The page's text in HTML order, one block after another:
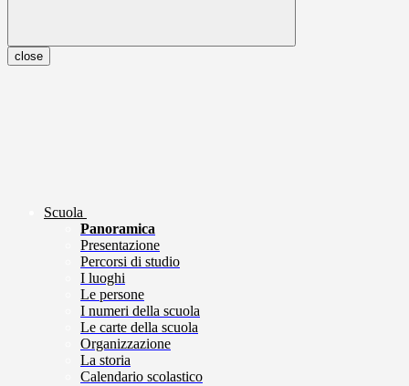
close
Scuola
Panoramica
Presentazione
Percorsi di studio
I luoghi
Le persone
I numeri della scuola
Le carte della scuola
Organizzazione
La storia
Calendario scolastico